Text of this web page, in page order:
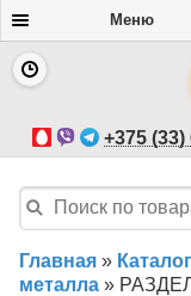
Меню
+375 (33)
Главная » Каталог
металла »